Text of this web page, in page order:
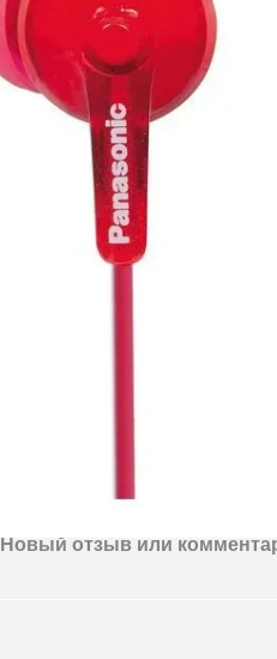
Новый отзыв или